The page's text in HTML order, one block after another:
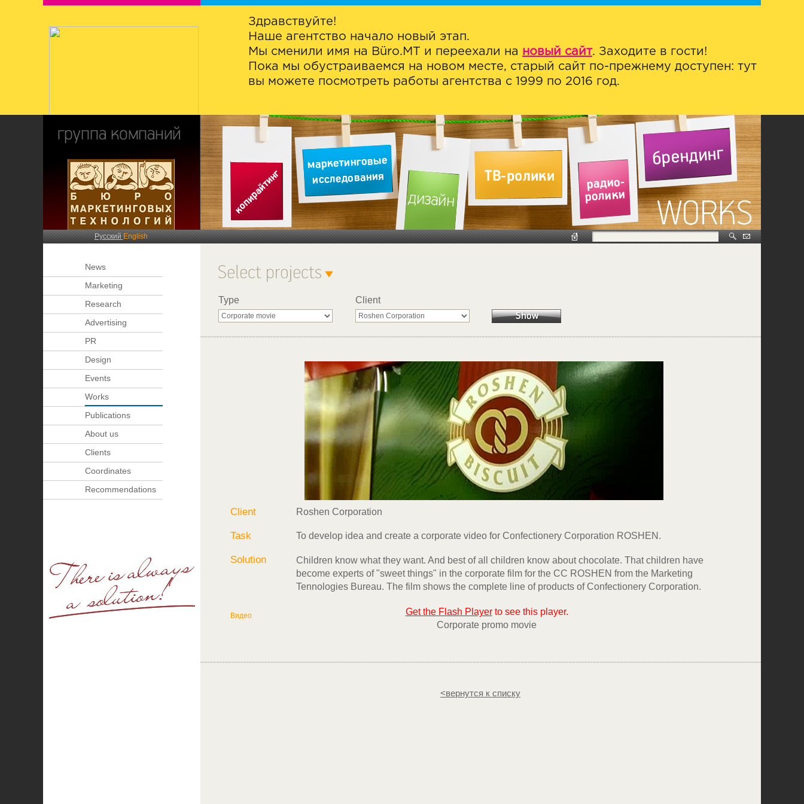
Здравствуйте!
Наше агентство начало новый этап.
Мы сменили имя на Büro.MT и переехали на новый сайт. Заходите в гости!
Пока мы обустраиваемся на новом месте, старый сайт по-прежнему доступен: тут
вы можете посмотреть работы агентства с 1999 по 2016 год.
РусскийEnglish
News
Marketing
Research
Advertising
PR
Design
Events
Works
Publications
About us
Clients
Coordinates
Recommendations
Type Client
Client Roshen Corporation
Task To develop idea and create a corporate video for Confectionery Corporation ROSHEN.
Solution
Children know what they want. And best of all children know about chocolate. That children have
become experts of "sweet things" in the corporate film for the CC ROSHEN from the Marketing
Tennologies Bureau. The film shows the complete line of products of Confectionery Corporation.
Видео Get the Flash Playerto see this player.
Corporate promo movie
<вернутся к списку